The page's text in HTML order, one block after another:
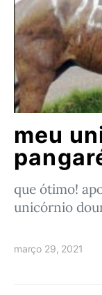
meu
que ótimo!
unicórnio
março 29, 2021